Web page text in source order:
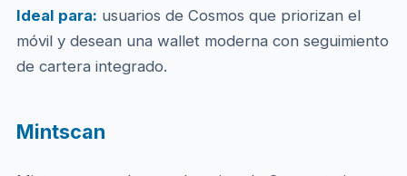
Ideal para: usuarios de Cosmos que priorizan el
móvil y desean una wallet moderna con seguimiento
de cartera integrado.
Mintscan